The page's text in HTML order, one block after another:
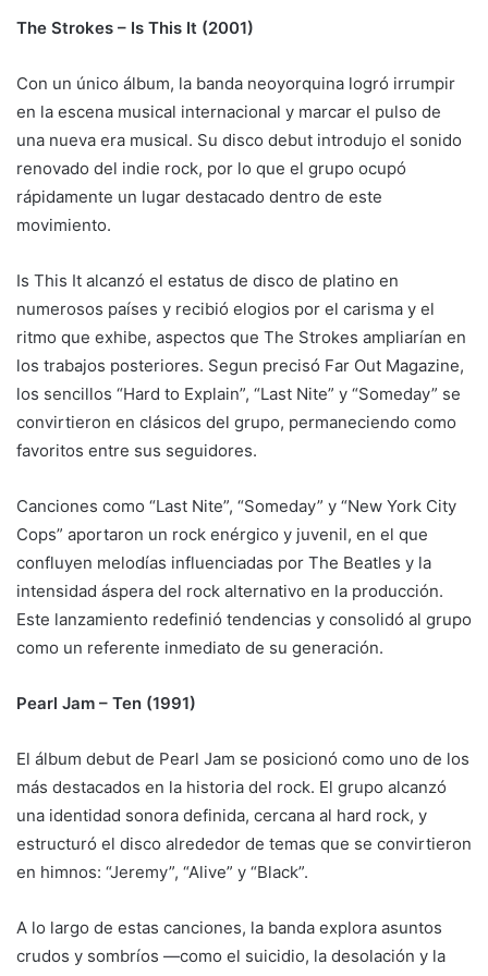
The Strokes – Is This It (2001)
Con un único álbum, la banda neoyorquina logró irrumpir
en la escena musical internacional y marcar el pulso de
una nueva era musical. Su disco debut introdujo el sonido
renovado del indie rock, por lo que el grupo ocupó
rápidamente un lugar destacado dentro de este
movimiento.
Is This It alcanzó el estatus de disco de platino en
numerosos países y recibió elogios por el carisma y el
ritmo que exhibe, aspectos que The Strokes ampliarían en
los trabajos posteriores. Segun precisó Far Out Magazine,
los sencillos “Hard to Explain”, “Last Nite” y “Someday” se
convirtieron en clásicos del grupo, permaneciendo como
favoritos entre sus seguidores.
Canciones como “Last Nite”, “Someday” y “New York City
Cops” aportaron un rock enérgico y juvenil, en el que
confluyen melodías influenciadas por The Beatles y la
intensidad áspera del rock alternativo en la producción.
Este lanzamiento redefinió tendencias y consolidó al grupo
como un referente inmediato de su generación.
Pearl Jam – Ten (1991)
El álbum debut de Pearl Jam se posicionó como uno de los
más destacados en la historia del rock. El grupo alcanzó
una identidad sonora definida, cercana al hard rock, y
estructuró el disco alrededor de temas que se convirtieron
en himnos: “Jeremy”, “Alive” y “Black”.
A lo largo de estas canciones, la banda explora asuntos
crudos y sombríos —como el suicidio, la desolación y la